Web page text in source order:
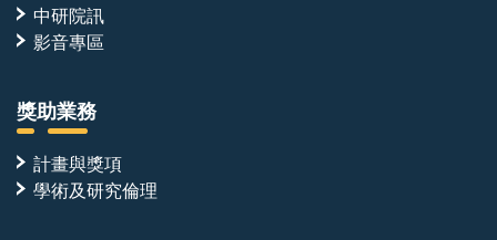
中研院訊
影音專區
獎助業務
計畫與獎項
學術及研究倫理